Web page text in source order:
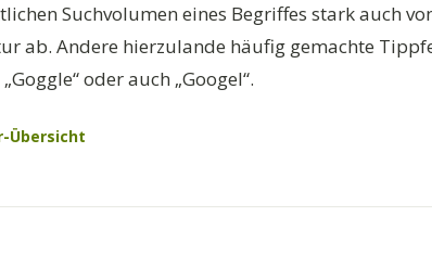
Suchvolumen eines Begriffes stark auch
ab. Andere hierzulande häufig gemachte
„Goggle“ oder auch „Googel“.
Übersicht